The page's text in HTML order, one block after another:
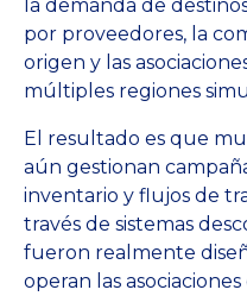
la demanda de
por proveedores, la
origen y las
múltiples regiones
El resultado es que
aún gestionan
inventario y flujos de
través de sistemas
fueron realmente
operan las